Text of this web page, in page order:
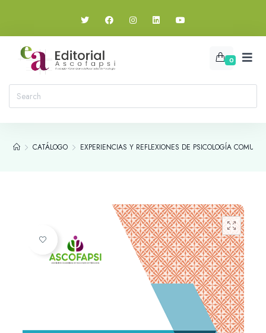
0
CATÁLOGO EXPERIENCIAS Y REFLEXIONES DE PSICOLOGÍA